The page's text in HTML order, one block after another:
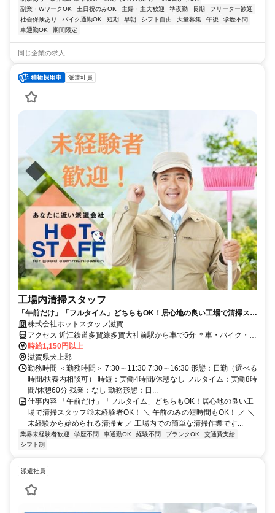
副業・WワークOK
土日祝のみOK 主婦・主夫歓迎 準夜勤 長期
フリーター歓迎
社会保険あり
バイク通勤OK 短期 早朝 シフト自由 大量募集 午後
学歴不問
車通勤OK
期間限定
同じ企業の求人
派遣社員
工場内清掃スタッフ
「午前だけ」「フルタイム」どちらもOK！居心地の良い工場で清掃スタ
ッフ◎未経験者OK！
株式会社ホットスタッフ滋賀
アクセス 近江鉄道多賀線多賀大社前駅から車で5分 ＊車・バイク・自
転車通勤OK ＊無料駐車場あり
時給1,150円以上
滋賀県犬上郡
勤務時間 ＜勤務時間＞ 7:30～11:30 7:30～16:30 形態：日勤（選べる
時間/扶養内相談可） 時短：実働4時間/休憩なし フルタイム：実働8時
間/休憩60分 残業：なし 勤務形態：日...
仕事内容 「午前だけ」「フルタイム」どちらもOK！居心地の良い工
場で清掃スタッフ◎未経験者OK！ ＼ 午前のみの短時間もOK！ ／ ＼
未経験から始められる清掃★ ／ 工場内での簡単な清掃作業です...
業界未経験者歓迎 学歴不問 車通勤OK 経験不問 ブランクOK
交通費支給
シフト制
派遣社員